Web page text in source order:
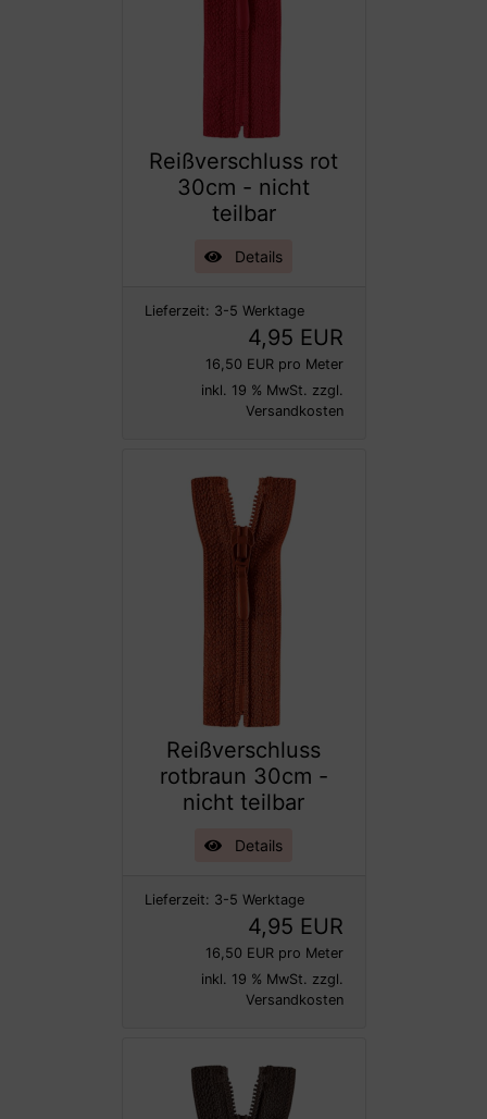
Reißverschluss rot
30cm - nicht
teilbar
Details
Lieferzeit: 3-5 Werktage
4,95 EUR
16,50 EUR pro Meter
inkl. 19 % MwSt. zzgl.
Versandkosten
Reißverschluss
rotbraun 30cm -
nicht teilbar
Details
Lieferzeit: 3-5 Werktage
4,95 EUR
16,50 EUR pro Meter
inkl. 19 % MwSt. zzgl.
Versandkosten